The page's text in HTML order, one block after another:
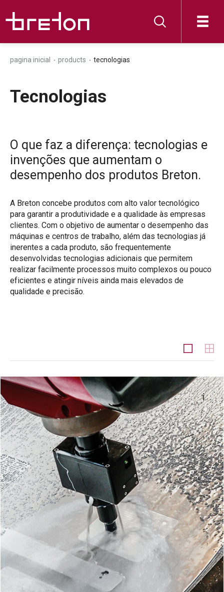
pagina inicial products tecnologias
Tecnologias
O que faz a diferença: tecnologias e
invenções que aumentam o
desempenho dos produtos Breton.
A Breton concebe produtos com alto valor tecnológico
para garantir a produtividade e a qualidade às empresas
clientes. Com o objetivo de aumentar o desempenho das
máquinas e centros de trabalho, além das tecnologias já
inerentes a cada produto, são frequentemente
desenvolvidas tecnologias adicionais que permitem
realizar facilmente processos muito complexos ou pouco
eficientes e atingir níveis ainda mais elevados de
qualidade e precisão.